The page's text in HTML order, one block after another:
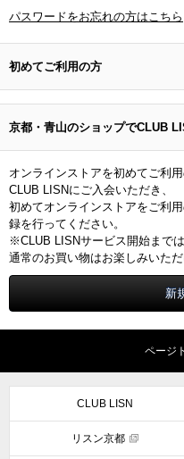
パスワードをお忘れの方はこちら
初めてご利用の方
京都・青山のショップでCLUB
オンラインストアを初めてご利
CLUB LISNにご入会いただき、
初めてオンラインストアをご利
録を行ってください。
※CLUB LISNサービス開始まで
通常のお買い物はお楽しみいただ
ページ
CLUB LISN
リスン京都